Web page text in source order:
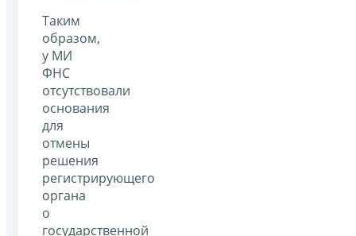
Таким
образом,
у МИ
ФНС
отсутствовали
основания
для
отмены
решения
регистрирующего
органа
о
государственной